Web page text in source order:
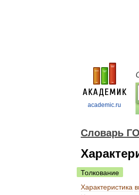
academic.ru
Словарь
Толкование
Характеристика